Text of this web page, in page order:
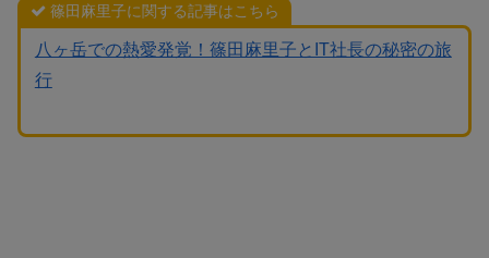
篠田麻里子に関する記事はこちら
八ヶ岳での熱愛発覚！篠田麻里子とIT社長の秘密の旅
行